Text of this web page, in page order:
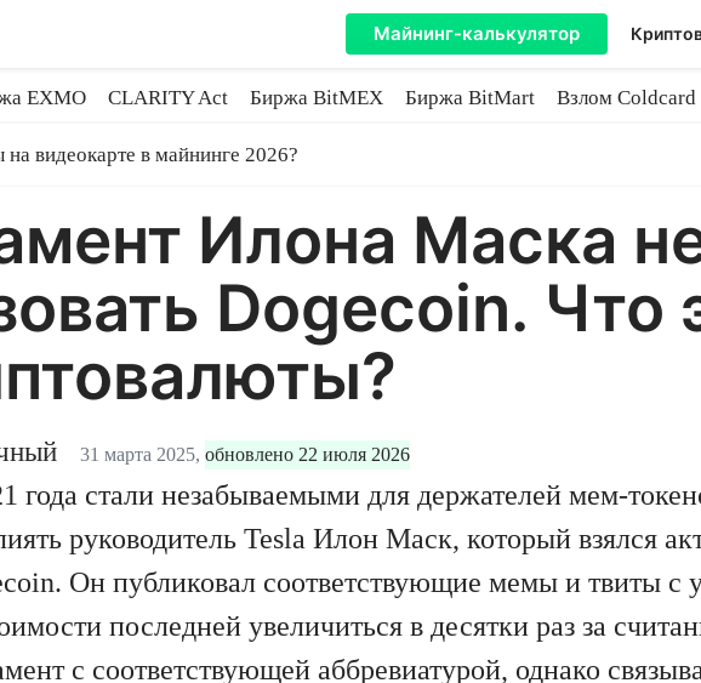
Майнинг-калькулятор
EXMO CLARITY Act Биржа BitMEX Биржа BitMart
Взлом Coldcard
на видеокарте в майнинге 2026?
Илона Маска
Dogecoin. Что
31 марта 2025, обновлено 22 июля 2026
года стали незабываемыми для держателей мем-
руководитель Tesla Илон Маск, который взялся
Он публиковал соответствующие мемы и твиты с
последней увеличиться в десятки раз за
с соответствующей аббревиатурой, однако